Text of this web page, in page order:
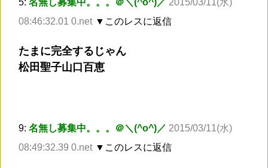
5: 名無し募集中。。。＠＼(^o^)／ 2015/03/11(水)
08:46:32.01 0.net ▼このレスに返信
たまに完全するじゃん
松田聖子山口百恵
9: 名無し募集中。。。＠＼(^o^)／ 2015/03/11(水)
08:49:32.39 0.net ▼このレスに返信